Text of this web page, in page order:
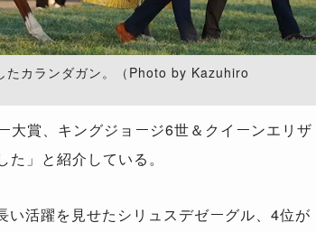
たカランダガン。（Photo by Kazuhiro
大賞、キングジョージ6世＆クイーンエリザ
」と紹介している。
活躍を見せたシリュスデゼーグル、4位が